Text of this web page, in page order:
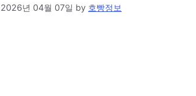
2026년 04월 07일 by 호빵정보